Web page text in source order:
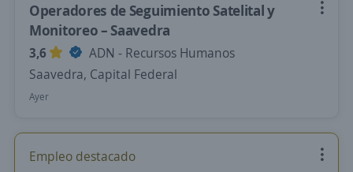
Operadores de Seguimiento Satelital y
Monitoreo – Saavedra
3,6
ADN - Recursos Humanos
Saavedra, Capital Federal
Ayer
Empleo destacado